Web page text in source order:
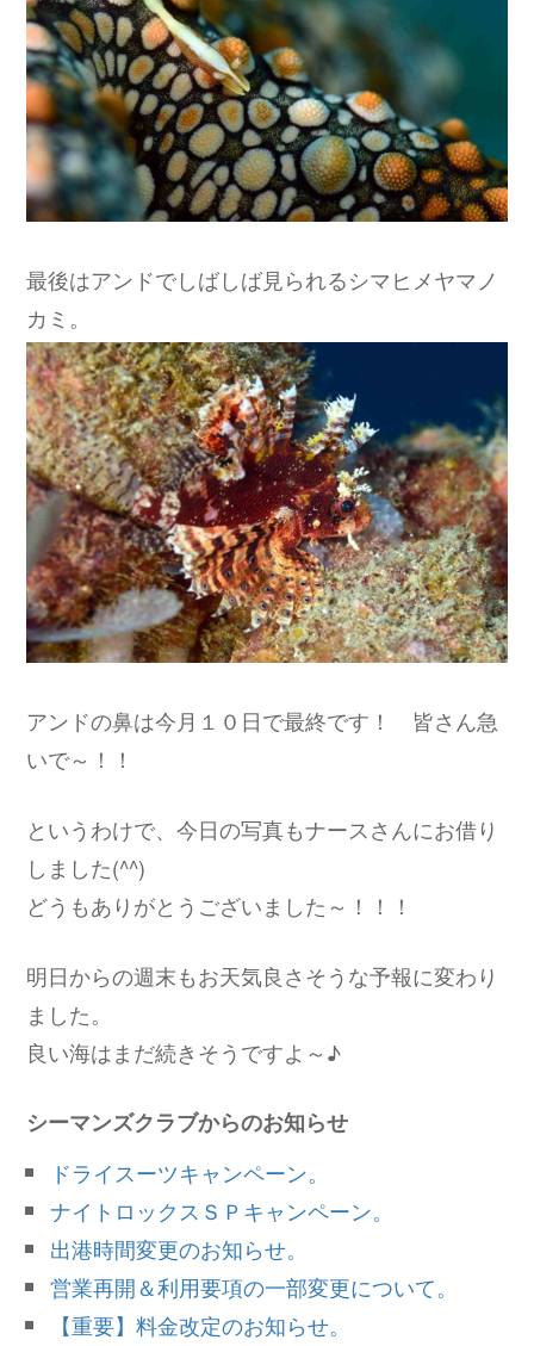
最後はアンドでしばしば見られるシマヒメヤマノ
カミ。
アンドの鼻は今月１０日で最終です！ 皆さん急
いで～！！
というわけで、今日の写真もナースさんにお借り
しました(^^)
どうもありがとうございました～！！！
明日からの週末もお天気良さそうな予報に変わり
ました。
良い海はまだ続きそうですよ～♪
シーマンズクラブからのお知らせ
ドライスーツキャンペーン。
ナイトロックスＳＰキャンペーン。
出港時間変更のお知らせ。
営業再開＆利用要項の一部変更について。
【重要】料金改定のお知らせ。